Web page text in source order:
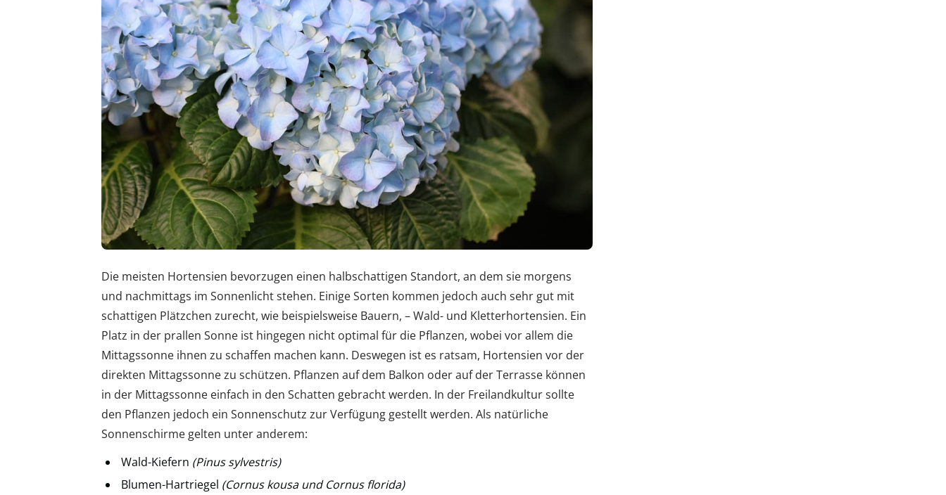
Die meisten Hortensien bevorzugen einen halbschattigen Standort, an dem sie morgens
und nachmittags im Sonnenlicht stehen. Einige Sorten kommen jedoch auch sehr gut mit
schattigen Plätzchen zurecht, wie beispielsweise Bauern, – Wald- und Kletterhortensien. Ein
Platz in der prallen Sonne ist hingegen nicht optimal für die Pflanzen, wobei vor allem die
Mittagssonne ihnen zu schaffen machen kann. Deswegen ist es ratsam, Hortensien vor der
direkten Mittagssonne zu schützen. Pflanzen auf dem Balkon oder auf der Terrasse können
in der Mittagssonne einfach in den Schatten gebracht werden. In der Freilandkultur sollte
den Pflanzen jedoch ein Sonnenschutz zur Verfügung gestellt werden. Als natürliche
Sonnenschirme gelten unter anderem:
Wald-Kiefern (Pinus sylvestris)
Blumen-Hartriegel (Cornus kousa und Cornus florida)